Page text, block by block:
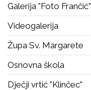
Galerija "Foto Frančić"
Videogalerija
Župa Sv. Margarete
Osnovna škola
Dječji vrtić "Klinčec"